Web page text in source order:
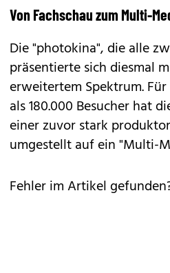
Von Fachschau zum Multi-
Die "photokina", die alle
präsentierte sich diesmal
erweitertem Spektrum.
als 180.000 Besucher hat
einer zuvor stark
umgestellt auf ein "Multi-
Fehler im Artikel